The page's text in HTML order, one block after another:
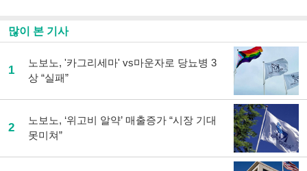
많이 본 기사
1
노보노, '카그리세마' vs마운자로 당뇨병 3
상 “실패”
2
노보노, ‘위고비 알약’ 매출증가 “시장 기대
못미쳐”